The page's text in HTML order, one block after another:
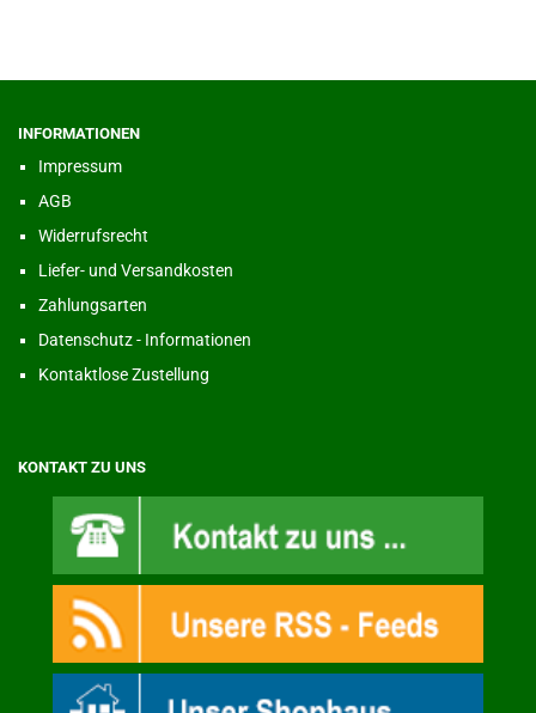
INFORMATIONEN
Impressum
AGB
Widerrufsrecht
Liefer- und Versandkosten
Zahlungsarten
Datenschutz - Informationen
Kontaktlose Zustellung
KONTAKT ZU UNS